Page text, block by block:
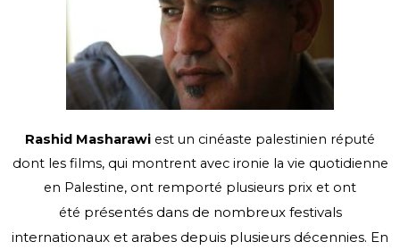
Rashid Masharawi est un cinéaste palestinien réputé
dont les films, qui montrent avec ironie la vie quotidienne
en Palestine, ont remporté plusieurs prix et ont
été présentés dans de nombreux festivals
internationaux et arabes depuis plusieurs décennies. En